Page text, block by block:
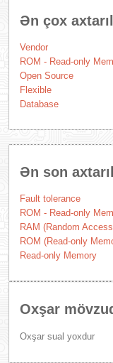
Ən çox
Vendor
ROM - Read-only
Open Source
Flexible
Database
Ən son
Fault tolerance
ROM - Read-only
RAM (Random
ROM (Read-only
Read-only Memory
Oxşar
Oxşar sual yoxdur